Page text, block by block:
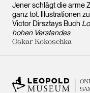
Jener schlägt die arme
ganz tot. Illustrationen zu
Victor Dirsztays Buch
hohen Verstandes
Oskar Kokoschka